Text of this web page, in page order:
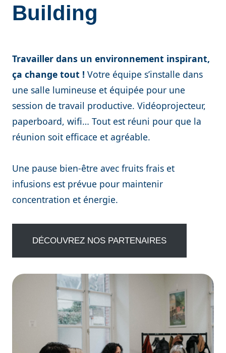
Building
Travailler dans un environnement inspirant,
ça change tout ! Votre équipe s’installe dans
une salle lumineuse et équipée pour une
session de travail productive. Vidéoprojecteur,
paperboard, wifi… Tout est réuni pour que la
réunion soit efficace et agréable.
Une pause bien-être avec fruits frais et
infusions est prévue pour maintenir
concentration et énergie.
DÉCOUVREZ NOS PARTENAIRES